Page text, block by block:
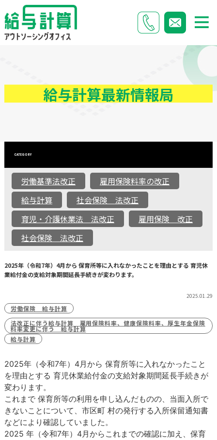
給与計算最新情報局
CATEGORY
労働基準法改正
雇用保険料率の改正
給与計算
社会保険 法改正
育児・介護休業法 法改正
雇用保険 改正
社会保険 法改正
2025年（令和7年）4月から 保育所等に入れなかったことを理由とする 育児休
業給付金の支給対象期間延長手続きが変わります。
2025.01.29
労働保険 給与計算
法改正に伴う給与計算 雇用保険料率、健康保険料率、厚生年金保険
料率変更に伴う 給与計算
給与計算
2025年（令和7年）4月から 保育所等に入れなかったこと
を理由とする 育児休業給付金の支給対象期間延長手続きが
変わります。
これまで 保育所等の利用を申し込んだものの、当面入所で
きないことについて、市区町 村の発行する入所保留通知書
などにより確認していました。
2025 年（令和7年）4月からこれまでの確認に加え、保育